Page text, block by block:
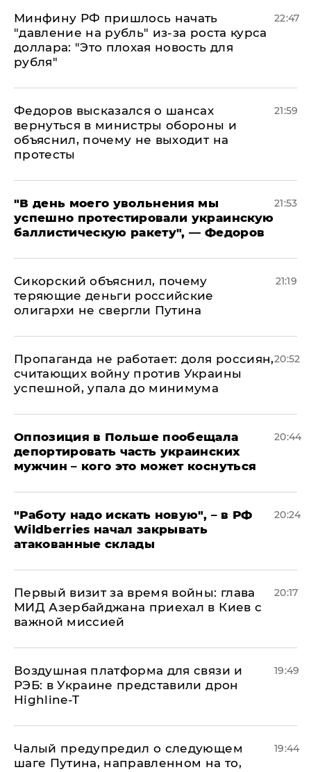
Минфину РФ пришлось начать
"давление на рубль" из-за роста курса
доллара: "Это плохая новость для
рубля"
22:47
Федоров высказался о шансах
вернуться в министры обороны и
объяснил, почему не выходит на
протесты
21:59
​"В день моего увольнения мы
успешно протестировали украинскую
баллистическую ракету", — Федоров
21:53
Сикорский объяснил, почему
теряющие деньги российские
олигархи не свергли Путина
21:19
​Пропаганда не работает: доля россиян,
считающих войну против Украины
успешной, упала до минимума
20:52
Оппозиция в Польше пообещала
депортировать часть украинских
мужчин – кого это может коснуться
20:44
"Работу надо искать новую", – в РФ
Wildberries начал закрывать
атакованные склады
20:24
Первый визит за время войны: глава
МИД Азербайджана приехал в Киев с
важной миссией
20:17
Воздушная платформа для связи и
РЭБ: в Украине представили дрон
Highline-T
19:49
Чалый предупредил о следующем
шаге Путина, направленном на то,
19:44